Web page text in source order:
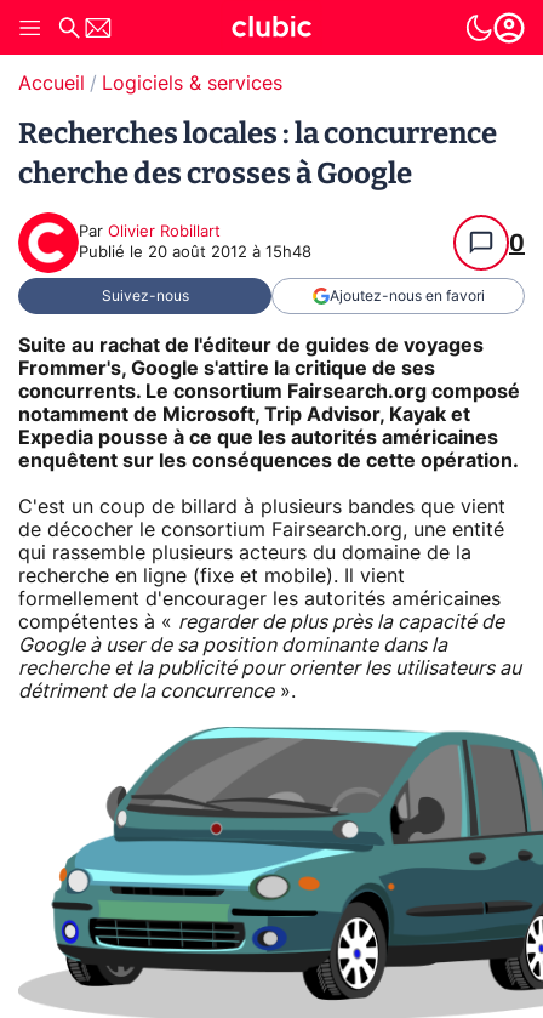
Accueil Logiciels & services
Recherches locales : la concurrence
cherche des crosses à Google
Par Olivier Robillart
Publié le 20 août 2012 à 15h48 0
Suivez-nous Ajoutez-nous en favori
Suite au rachat de l'éditeur de guides de voyages
Frommer's, Google s'attire la critique de ses
concurrents. Le consortium Fairsearch.org composé
notamment de Microsoft, Trip Advisor, Kayak et
Expedia pousse à ce que les autorités américaines
enquêtent sur les conséquences de cette opération.
C'est un coup de billard à plusieurs bandes que vient
de décocher le consortium Fairsearch.org, une entité
qui rassemble plusieurs acteurs du domaine de la
recherche en ligne (fixe et mobile). Il vient
formellement d'encourager les autorités américaines
compétentes à « regarder de plus près la capacité de
Google à user de sa position dominante dans la
recherche et la publicité pour orienter les utilisateurs au
détriment de la concurrence».